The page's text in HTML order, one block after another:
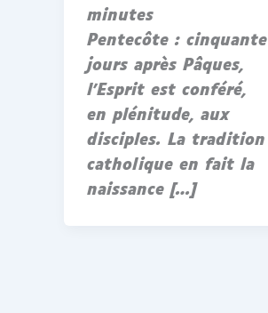
minutes
Pentecôte : cinquante
jours après Pâques,
l’Esprit est conféré,
en plénitude, aux
disciples. La tradition
catholique en fait la
naissance […]